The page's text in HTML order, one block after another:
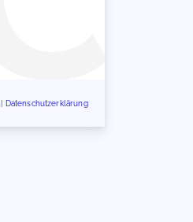
Datenschutzerklärung